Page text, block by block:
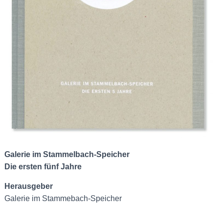
Galerie im Stammelbach-Speicher
Die ersten fünf Jahre
Herausgeber
Galerie im Stammebach-Speicher